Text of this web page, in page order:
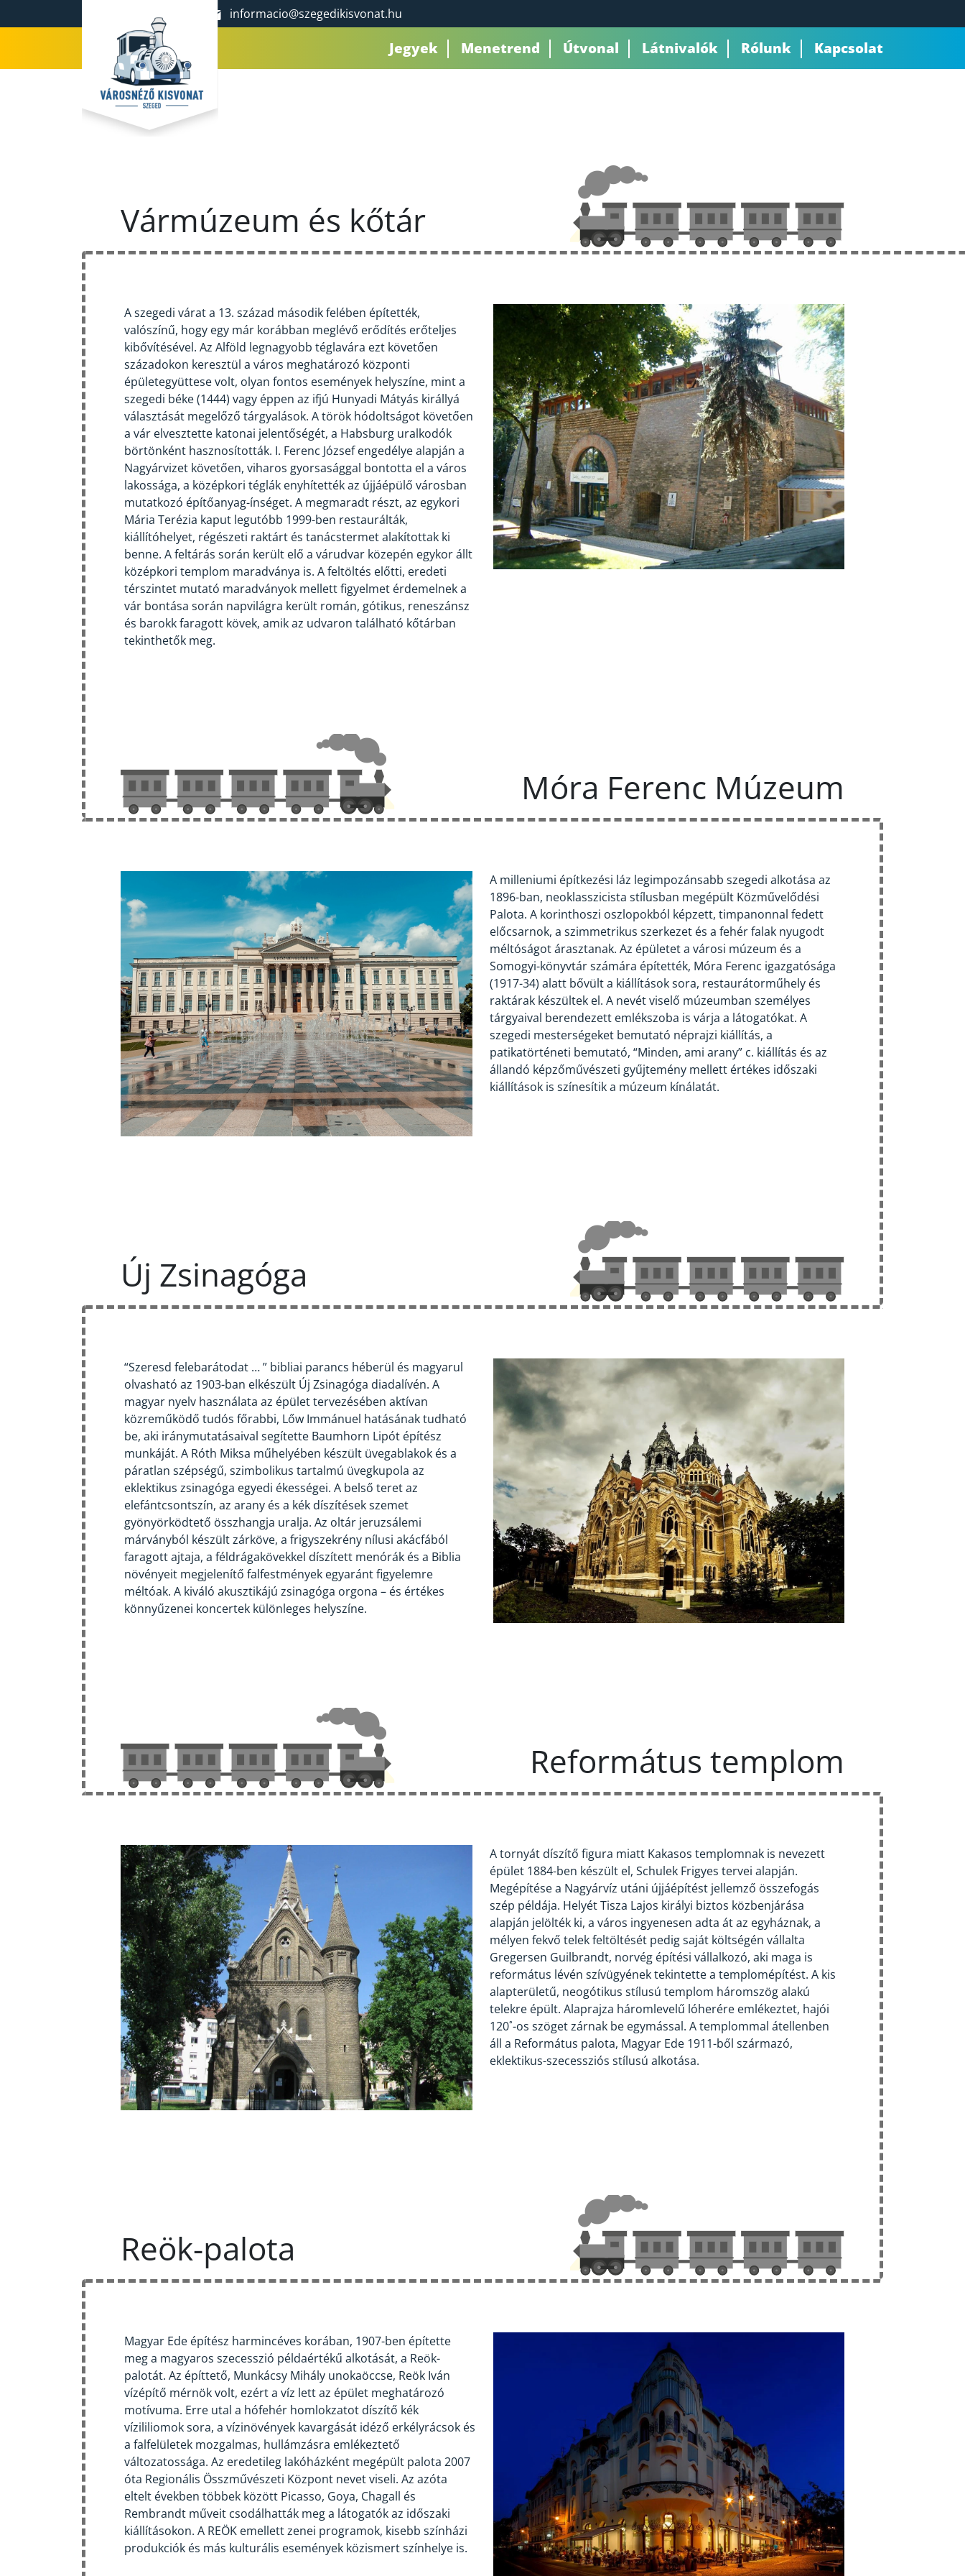
+36 70 977 1292 informacio@szegedikisvonat.hu
Jegyek Menetrend Útvonal Látnivalók Rólunk Kapcsolat
Vármúzeum és kőtár
A szegedi várat a 13. század második felében építették,
valószínű, hogy egy már korábban meglévő erődítés erőteljes
kibővítésével. Az Alföld legnagyobb téglavára ezt követően
századokon keresztül a város meghatározó központi
épületegyüttese volt, olyan fontos események helyszíne, mint a
szegedi béke (1444) vagy éppen az ifjú Hunyadi Mátyás királlyá
választását megelőző tárgyalások. A török hódoltságot követően
a vár elvesztette katonai jelentőségét, a Habsburg uralkodók
börtönként hasznosították. I. Ferenc József engedélye alapján a
Nagyárvizet követően, viharos gyorsasággal bontotta el a város
lakossága, a középkori téglák enyhítették az újjáépülő városban
mutatkozó építőanyag-ínséget. A megmaradt részt, az egykori
Mária Terézia kaput legutóbb 1999-ben restaurálták,
kiállítóhelyet, régészeti raktárt és tanácstermet alakítottak ki
benne. A feltárás során került elő a várudvar közepén egykor állt
középkori templom maradványa is. A feltöltés előtti, eredeti
térszintet mutató maradványok mellett figyelmet érdemelnek a
vár bontása során napvilágra került román, gótikus, reneszánsz
és barokk faragott kövek, amik az udvaron található kőtárban
tekinthetők meg.
Móra Ferenc Múzeum
A milleniumi építkezési láz legimpozánsabb szegedi alkotása az
1896-ban, neoklasszicista stílusban megépült Közművelődési
Palota. A korinthoszi oszlopokból képzett, timpanonnal fedett
előcsarnok, a szimmetrikus szerkezet és a fehér falak nyugodt
méltóságot árasztanak. Az épületet a városi múzeum és a
Somogyi-könyvtár számára építették, Móra Ferenc igazgatósága
(1917-34) alatt bővült a kiállítások sora, restaurátorműhely és
raktárak készültek el. A nevét viselő múzeumban személyes
tárgyaival berendezett emlékszoba is várja a látogatókat. A
szegedi mesterségeket bemutató néprajzi kiállítás, a
patikatörténeti bemutató, “Minden, ami arany” c. kiállítás és az
állandó képzőművészeti gyűjtemény mellett értékes időszaki
kiállítások is színesítik a múzeum kínálatát.
Új Zsinagóga
“Szeresd felebarátodat … ” bibliai parancs héberül és magyarul
olvasható az 1903-ban elkészült Új Zsinagóga diadalívén. A
magyar nyelv használata az épület tervezésében aktívan
közreműködő tudós főrabbi, Lőw Immánuel hatásának tudható
be, aki iránymutatásaival segítette Baumhorn Lipót építész
munkáját. A Róth Miksa műhelyében készült üvegablakok és a
páratlan szépségű, szimbolikus tartalmú üvegkupola az
eklektikus zsinagóga egyedi ékességei. A belső teret az
elefántcsontszín, az arany és a kék díszítések szemet
gyönyörködtető összhangja uralja. Az oltár jeruzsálemi
márványból készült zárköve, a frigyszekrény nílusi akácfából
faragott ajtaja, a féldrágakövekkel díszített menórák és a Biblia
növényeit megjelenítő falfestmények egyaránt figyelemre
méltóak. A kiváló akusztikájú zsinagóga orgona – és értékes
könnyűzenei koncertek különleges helyszíne.
Református templom
A tornyát díszítő figura miatt Kakasos templomnak is nevezett
épület 1884-ben készült el, Schulek Frigyes tervei alapján.
Megépítése a Nagyárvíz utáni újjáépítést jellemző összefogás
szép példája. Helyét Tisza Lajos királyi biztos közbenjárása
alapján jelölték ki, a város ingyenesen adta át az egyháznak, a
mélyen fekvő telek feltöltését pedig saját költségén vállalta
Gregersen Guilbrandt, norvég építési vállalkozó, aki maga is
református lévén szívügyének tekintette a templomépítést. A kis
alapterületű, neogótikus stílusú templom háromszög alakú
telekre épült. Alaprajza háromlevelű lóherére emlékeztet, hajói
120˚-os szöget zárnak be egymással. A templommal átellenben
áll a Református palota, Magyar Ede 1911-ből származó,
eklektikus-szecessziós stílusú alkotása.
Reök-palota
Magyar Ede építész harmincéves korában, 1907-ben építette
meg a magyaros szecesszió példaértékű alkotását, a Reök-
palotát. Az építtető, Munkácsy Mihály unokaöccse, Reök Iván
vízépítő mérnök volt, ezért a víz lett az épület meghatározó
motívuma. Erre utal a hófehér homlokzatot díszítő kék
vízililiomok sora, a vízinövények kavargását idéző erkélyrácsok és
a falfelületek mozgalmas, hullámzásra emlékeztető
változatossága. Az eredetileg lakóházként megépült palota 2007
óta Regionális Összművészeti Központ nevet viseli. Az azóta
eltelt években többek között Picasso, Goya, Chagall és
Rembrandt műveit csodálhatták meg a látogatók az időszaki
kiállításokon. A REÖK emellett zenei programok, kisebb színházi
produkciók és más kulturális események közismert színhelye is.